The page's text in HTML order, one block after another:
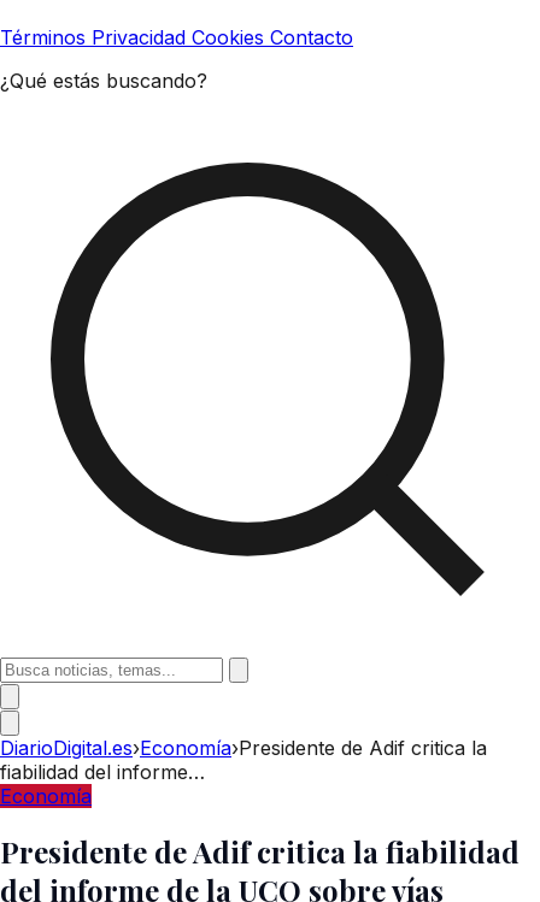
Términos Privacidad Cookies Contacto
¿Qué estás buscando?
DiarioDigital.es›Economía›Presidente de Adif critica la
fiabilidad del informe…
Economía
Presidente de Adif critica la fiabilidad
del informe de la UCO sobre vías